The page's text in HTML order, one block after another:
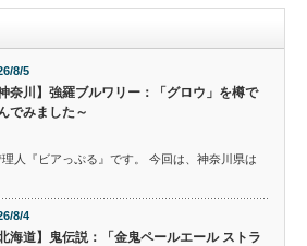
8/5
神奈川】強羅ブルワリー：「グロウ」を樽で
でみました～
人『ビアっぷる』です。 今回は、神奈川県は
8/4
北海道】鬼伝説：「金鬼ペールエール ストラ